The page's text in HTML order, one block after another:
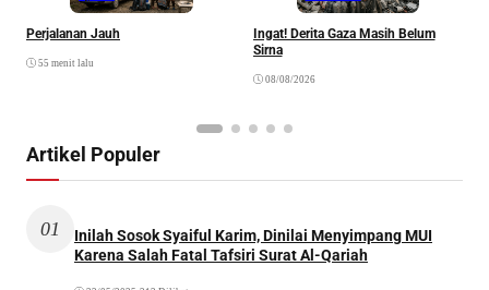
Perjalanan Jauh
55 menit lalu
Ingat! Derita Gaza Masih Belum
Sirna
08/08/2026
Artikel Populer
01
Inilah Sosok Syaiful Karim, Dinilai Menyimpang MUI
Karena Salah Fatal Tafsiri Surat Al-Qariah